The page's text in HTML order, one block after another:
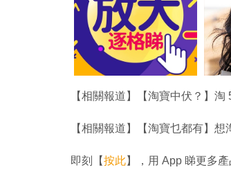
【相關報道】【淘寶中伏？】
【相關報道】【淘寶乜都有】
即刻【按此】，用 App 睇更多